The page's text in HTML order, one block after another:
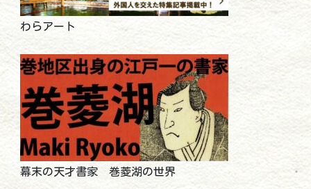
わらアート
幕末の天才書家 巻菱湖の世界